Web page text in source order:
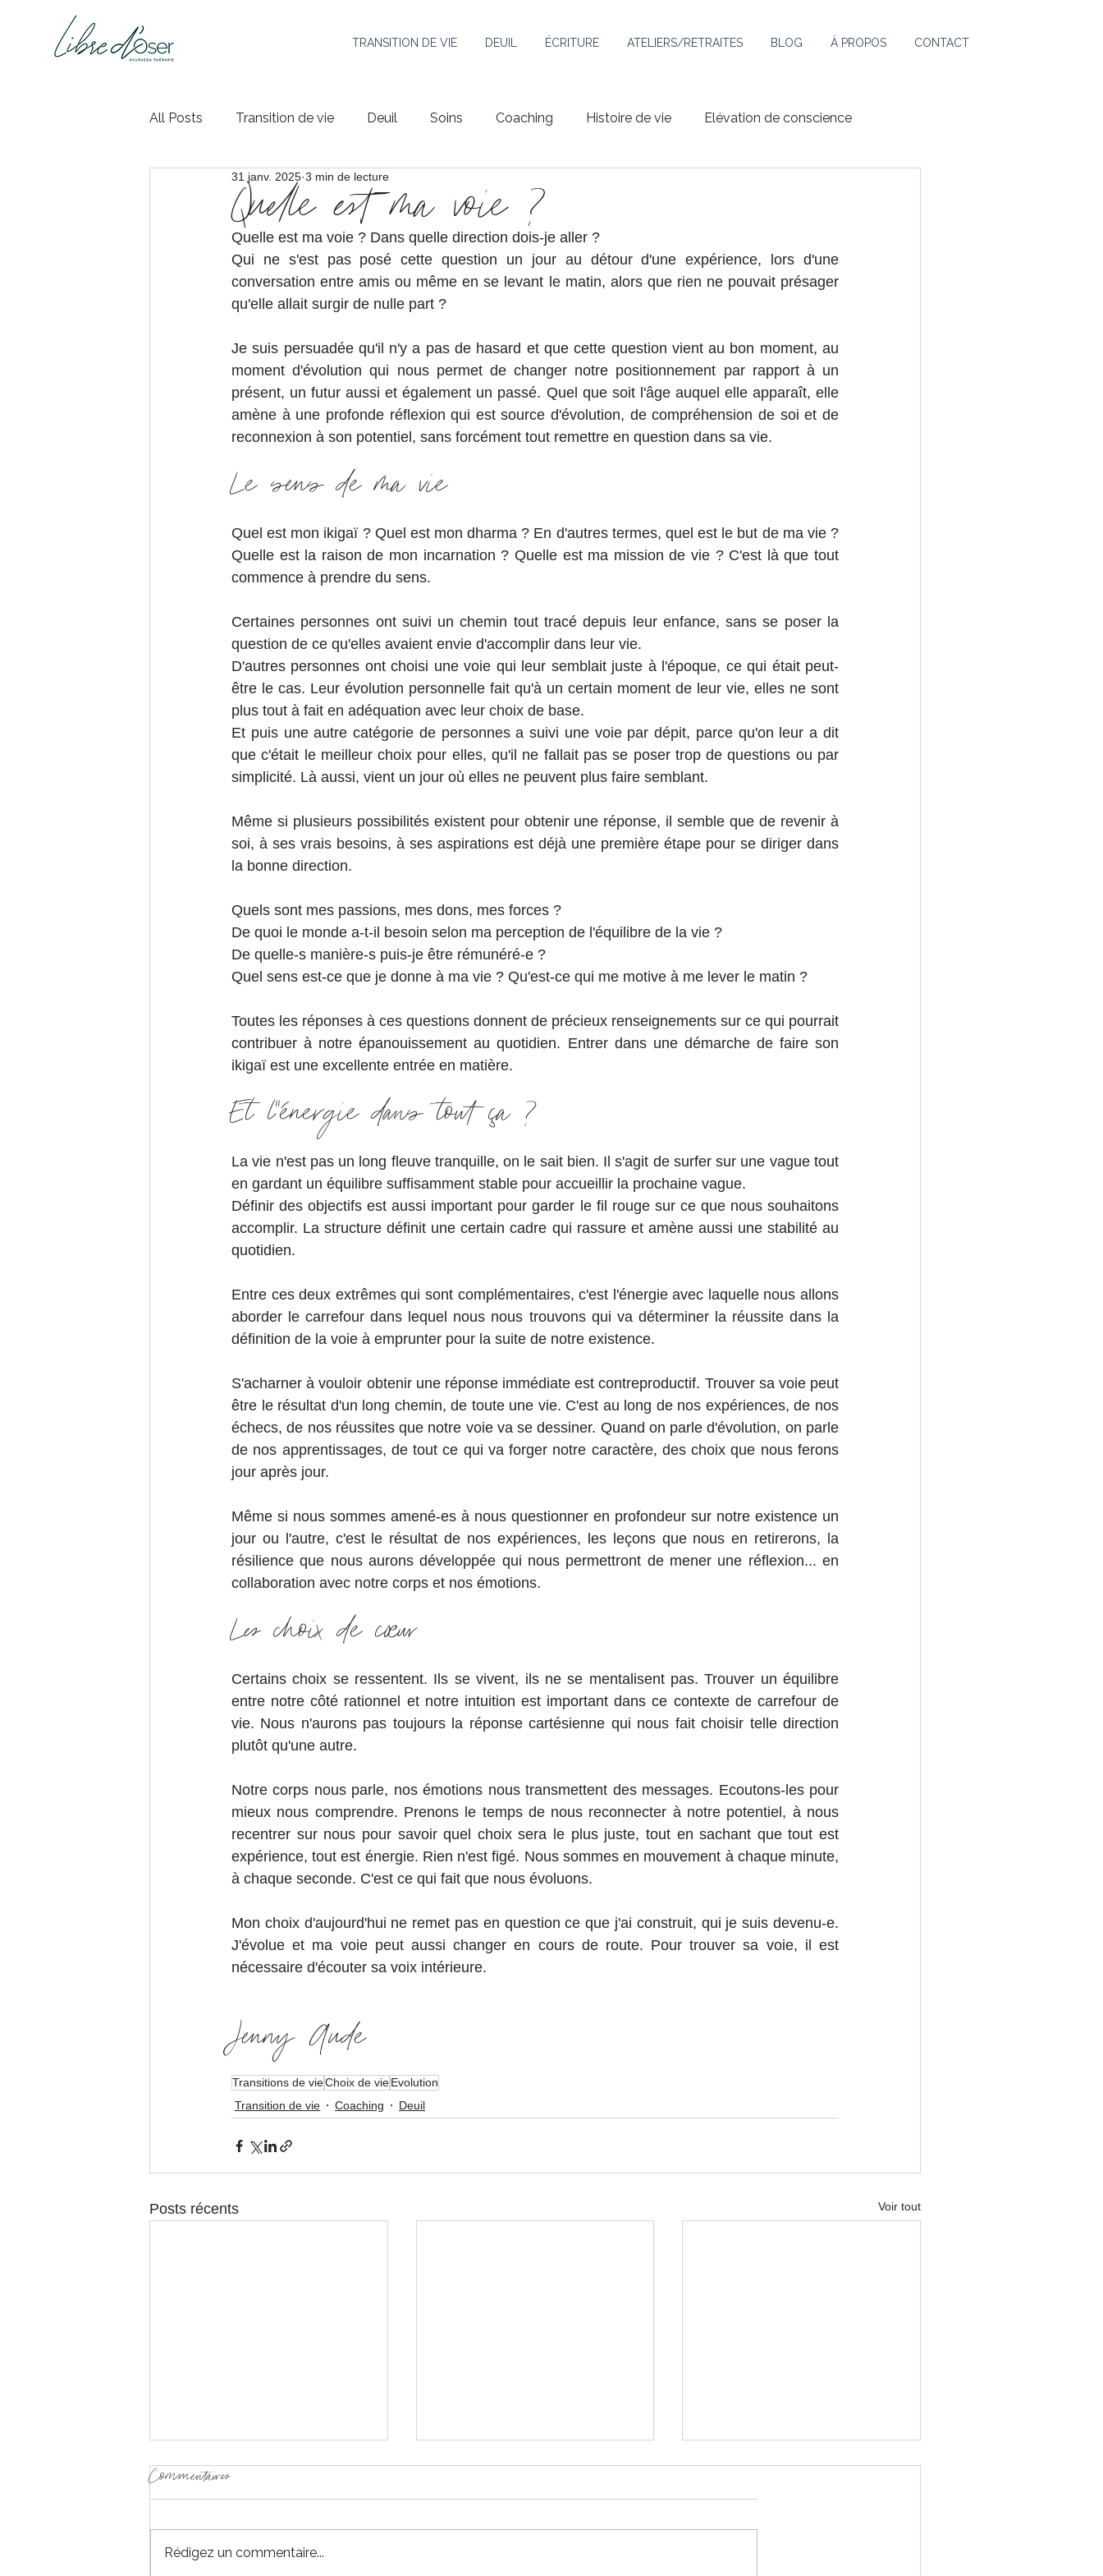
TRANSITION DE VIE DEUIL ÉCRITURE ATELIERS/RETRAITES BLOG À PROPOS CONTACT
All Posts Transition de vie Deuil Soins Coaching Histoire de vie Elévation de conscience
Quelle est ma voie ?
31 janv. 2025 3 min de lecture
Quelle est ma voie ? Dans quelle direction dois-je aller ?
Qui ne s'est pas posé cette question un jour au détour d'une expérience, lors d'une
conversation entre amis ou même en se levant le matin, alors que rien ne pouvait présager
qu'elle allait surgir de nulle part ?
Je suis persuadée qu'il n'y a pas de hasard et que cette question vient au bon moment, au
moment d'évolution qui nous permet de changer notre positionnement par rapport à un
présent, un futur aussi et également un passé. Quel que soit l'âge auquel elle apparaît, elle
amène à une profonde réflexion qui est source d'évolution, de compréhension de soi et de
reconnexion à son potentiel, sans forcément tout remettre en question dans sa vie.
Le sens de ma vie
Quel est mon ikigaï ? Quel est mon dharma ? En d'autres termes, quel est le but de ma vie ?
Quelle est la raison de mon incarnation ? Quelle est ma mission de vie ? C'est là que tout
commence à prendre du sens.
Certaines personnes ont suivi un chemin tout tracé depuis leur enfance, sans se poser la
question de ce qu'elles avaient envie d'accomplir dans leur vie.
D'autres personnes ont choisi une voie qui leur semblait juste à l'époque, ce qui était peut-
être le cas. Leur évolution personnelle fait qu'à un certain moment de leur vie, elles ne sont
plus tout à fait en adéquation avec leur choix de base.
Et puis une autre catégorie de personnes a suivi une voie par dépit, parce qu'on leur a dit
que c'était le meilleur choix pour elles, qu'il ne fallait pas se poser trop de questions ou par
simplicité. Là aussi, vient un jour où elles ne peuvent plus faire semblant.
Même si plusieurs possibilités existent pour obtenir une réponse, il semble que de revenir à
soi, à ses vrais besoins, à ses aspirations est déjà une première étape pour se diriger dans
la bonne direction.
Quels sont mes passions, mes dons, mes forces ?
De quoi le monde a-t-il besoin selon ma perception de l'équilibre de la vie ?
De quelle-s manière-s puis-je être rémunéré-e ?
Quel sens est-ce que je donne à ma vie ? Qu'est-ce qui me motive à me lever le matin ?
Toutes les réponses à ces questions donnent de précieux renseignements sur ce qui pourrait
contribuer à notre épanouissement au quotidien. Entrer dans une démarche de faire son
ikigaï est une excellente entrée en matière.
Et l''énergie dans tout ça ?
La vie n'est pas un long fleuve tranquille, on le sait bien. Il s'agit de surfer sur une vague tout
en gardant un équilibre suffisamment stable pour accueillir la prochaine vague.
Définir des objectifs est aussi important pour garder le fil rouge sur ce que nous souhaitons
accomplir. La structure définit une certain cadre qui rassure et amène aussi une stabilité au
quotidien.
Entre ces deux extrêmes qui sont complémentaires, c'est l'énergie avec laquelle nous allons
aborder le carrefour dans lequel nous nous trouvons qui va déterminer la réussite dans la
définition de la voie à emprunter pour la suite de notre existence.
S'acharner à vouloir obtenir une réponse immédiate est contreproductif. Trouver sa voie peut
être le résultat d'un long chemin, de toute une vie. C'est au long de nos expériences, de nos
échecs, de nos réussites que notre voie va se dessiner. Quand on parle d'évolution, on parle
de nos apprentissages, de tout ce qui va forger notre caractère, des choix que nous ferons
jour après jour.
Même si nous sommes amené-es à nous questionner en profondeur sur notre existence un
jour ou l'autre, c'est le résultat de nos expériences, les leçons que nous en retirerons, la
résilience que nous aurons développée qui nous permettront de mener une réflexion... en
collaboration avec notre corps et nos émotions.
Les choix de cœur
Certains choix se ressentent. Ils se vivent, ils ne se mentalisent pas. Trouver un équilibre
entre notre côté rationnel et notre intuition est important dans ce contexte de carrefour de
vie. Nous n'aurons pas toujours la réponse cartésienne qui nous fait choisir telle direction
plutôt qu'une autre.
Notre corps nous parle, nos émotions nous transmettent des messages. Ecoutons-les pour
mieux nous comprendre. Prenons le temps de nous reconnecter à notre potentiel, à nous
recentrer sur nous pour savoir quel choix sera le plus juste, tout en sachant que tout est
expérience, tout est énergie. Rien n'est figé. Nous sommes en mouvement à chaque minute,
à chaque seconde. C'est ce qui fait que nous évoluons.
Mon choix d'aujourd'hui ne remet pas en question ce que j'ai construit, qui je suis devenu-e.
J'évolue et ma voie peut aussi changer en cours de route. Pour trouver sa voie, il est
nécessaire d'écouter sa voix intérieure.
Jenny Aude
Transitions de vieChoix de vieEvolution
Transition de vie
Coaching Deuil
Posts récents Voir tout
Commentaires
Rédigez un commentaire...